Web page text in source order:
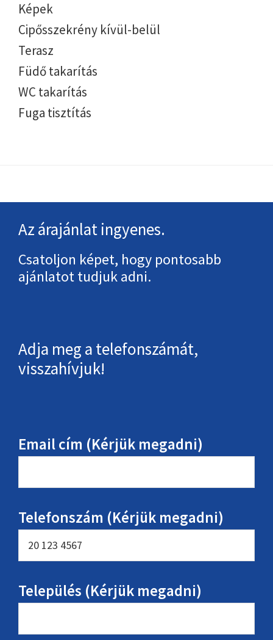
Képek
Cipősszekrény kívül-belül
Terasz
Füdő takarítás
WC takarítás
Fuga tisztítás
Az árajánlat ingyenes.
Csatoljon képet, hogy pontosabb
ajánlatot tudjuk adni.
Adja meg a telefonszámát,
visszahívjuk!
Email cím (Kérjük megadni)
Telefonszám (Kérjük megadni)
Település (Kérjük megadni)